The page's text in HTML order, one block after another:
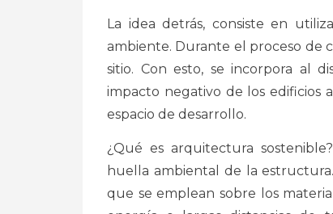
La idea detrás, consiste en
ambiente. Durante el proceso de
sitio. Con esto, se incorpora al
impacto negativo de los edificios
espacio de desarrollo.
¿Qué es arquitectura
huella ambiental de la
que se emplean sobre los